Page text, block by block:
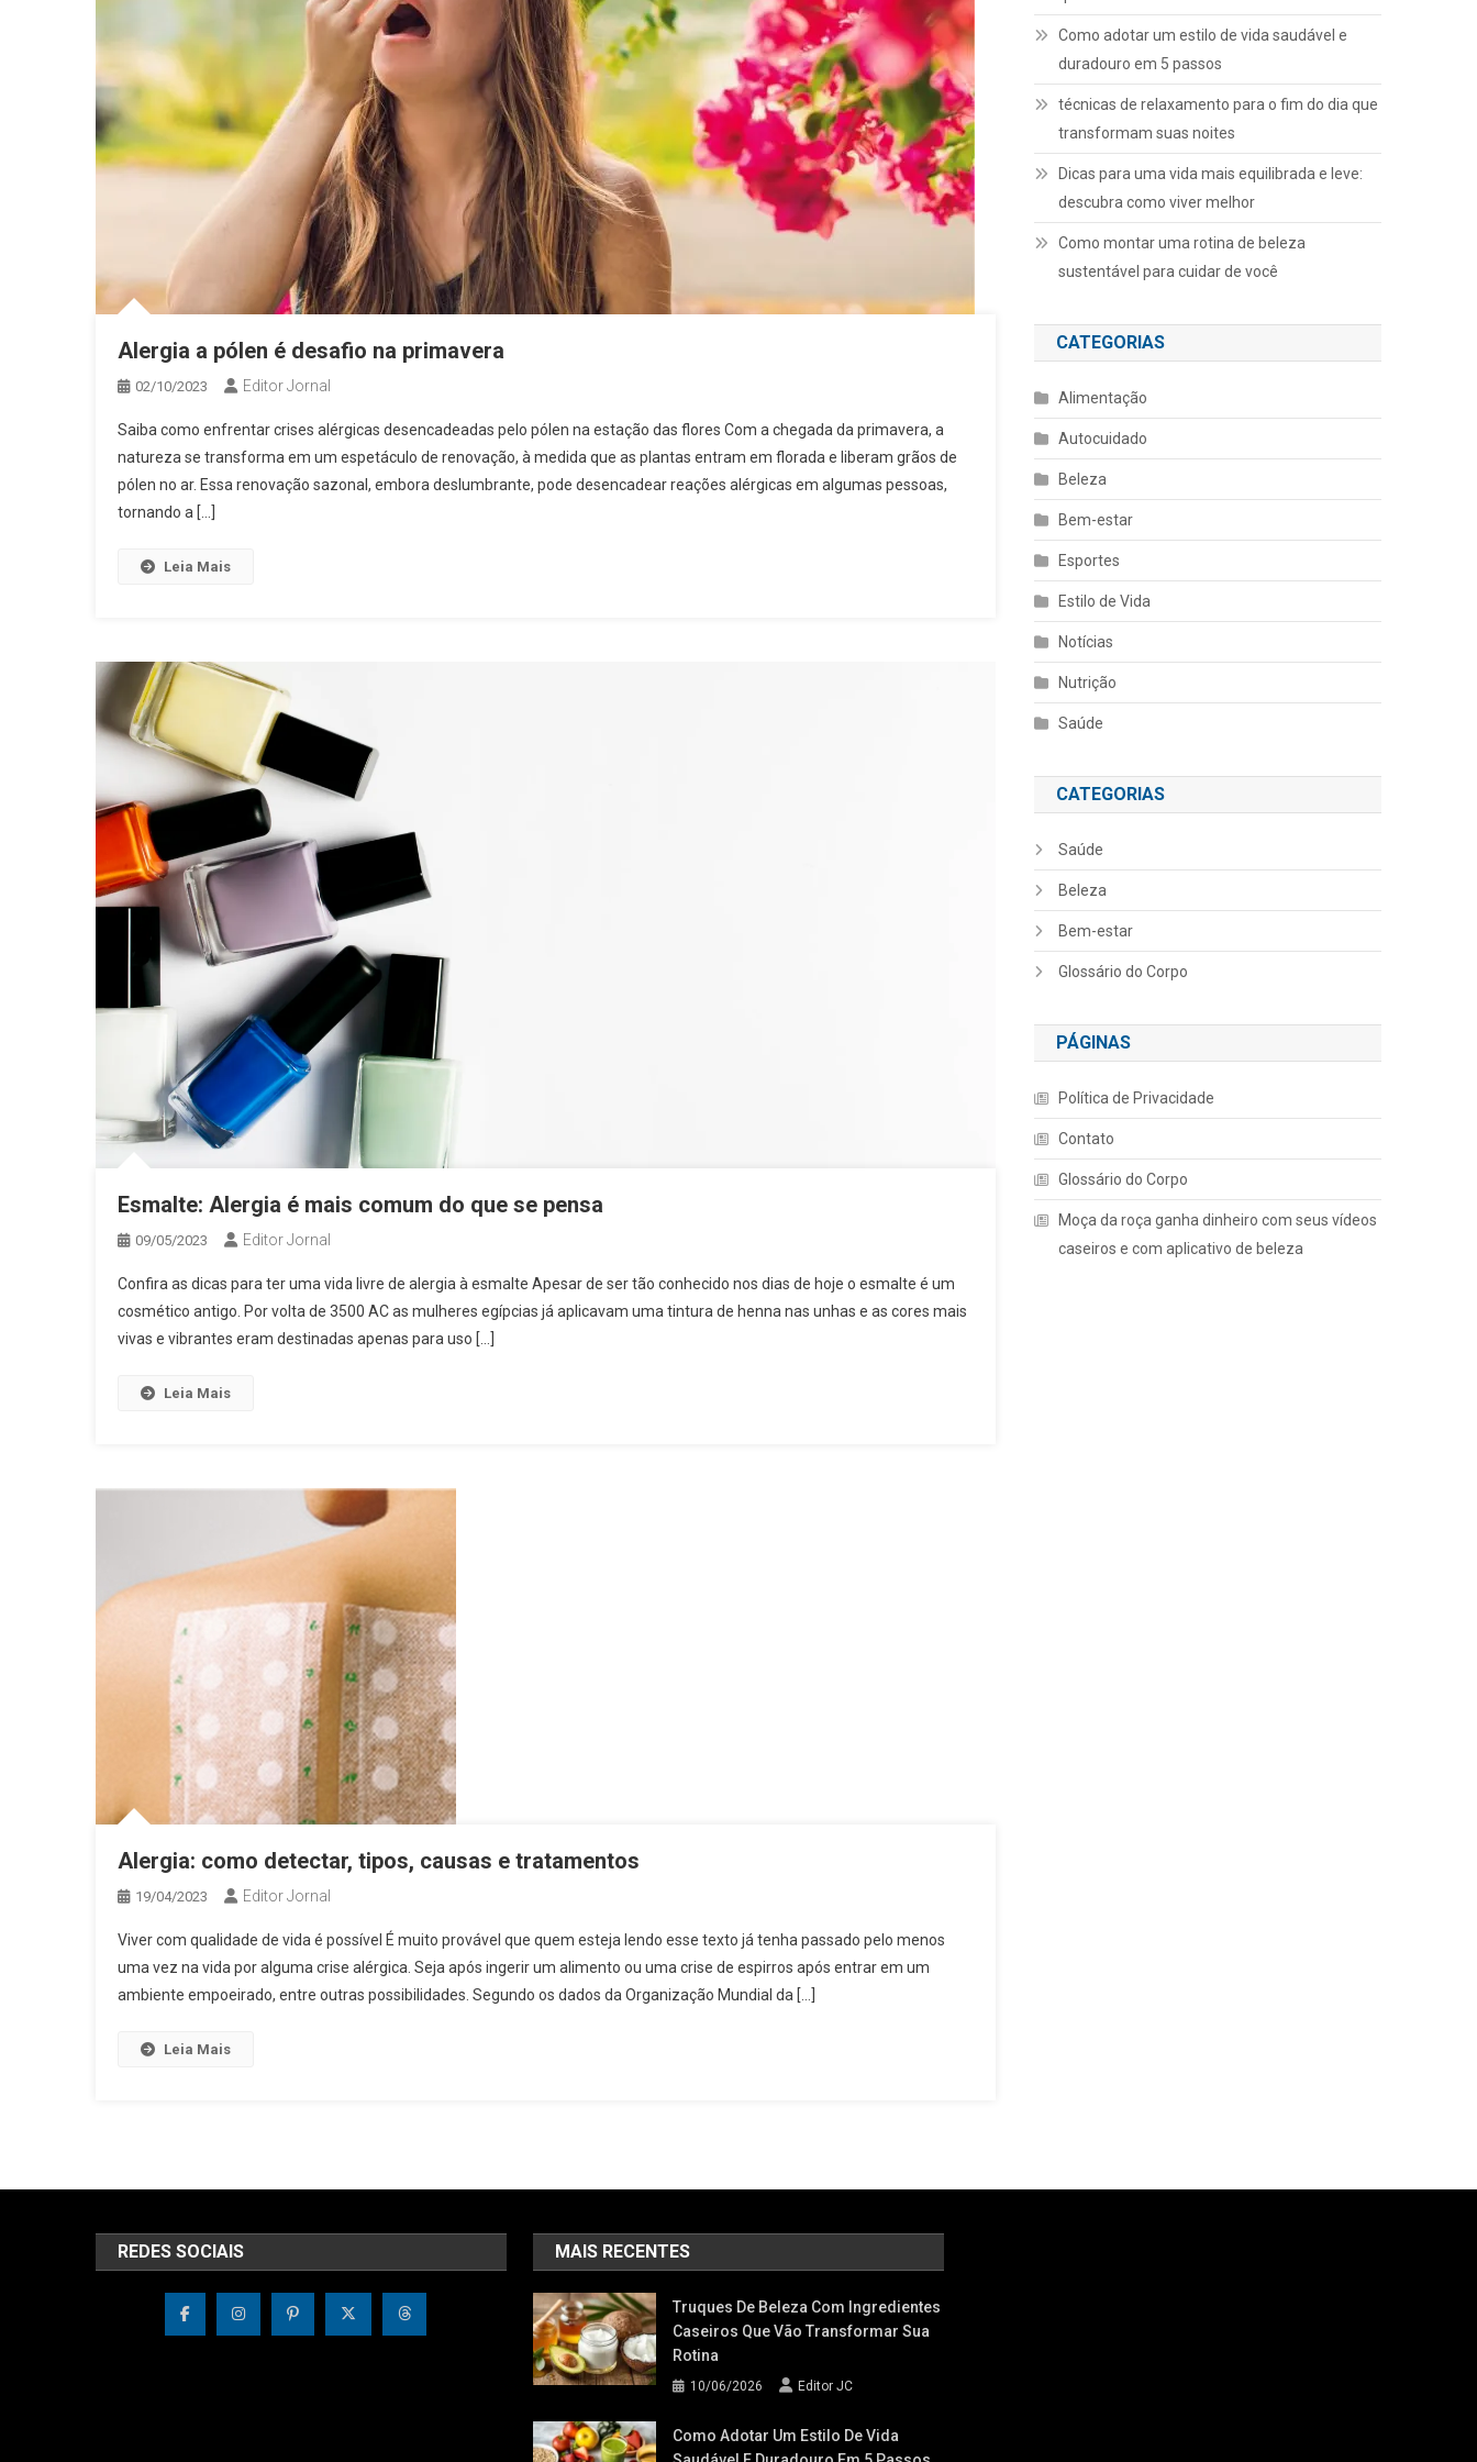
Alergia a pólen é desafio na primavera
02/10/2023 Editor Jornal
Saiba como enfrentar crises alérgicas desencadeadas pelo pólen na estação das flores Com a chegada da primavera, a
natureza se transforma em um espetáculo de renovação, à medida que as plantas entram em florada e liberam grãos de
pólen no ar. Essa renovação sazonal, embora deslumbrante, pode desencadear reações alérgicas em algumas pessoas,
tornando a […]
Leia Mais
Esmalte: Alergia é mais comum do que se pensa
09/05/2023 Editor Jornal
Confira as dicas para ter uma vida livre de alergia à esmalte Apesar de ser tão conhecido nos dias de hoje o esmalte é um
cosmético antigo. Por volta de 3500 AC as mulheres egípcias já aplicavam uma tintura de henna nas unhas e as cores mais
vivas e vibrantes eram destinadas apenas para uso […]
Leia Mais
Alergia: como detectar, tipos, causas e tratamentos
19/04/2023 Editor Jornal
Viver com qualidade de vida é possível É muito provável que quem esteja lendo esse texto já tenha passado pelo menos
uma vez na vida por alguma crise alérgica. Seja após ingerir um alimento ou uma crise de espirros após entrar em um
ambiente empoeirado, entre outras possibilidades. Segundo os dados da Organização Mundial da […]
Leia Mais
Como adotar um estilo de vida saudável e
duradouro em 5 passos
técnicas de relaxamento para o fim do dia que
transformam suas noites
Dicas para uma vida mais equilibrada e leve:
descubra como viver melhor
Como montar uma rotina de beleza
sustentável para cuidar de você
CATEGORIAS
Alimentação
Autocuidado
Beleza
Bem-estar
Esportes
Estilo de Vida
Notícias
Nutrição
Saúde
CATEGORIAS
Saúde
Beleza
Bem-estar
Glossário do Corpo
PÁGINAS
Política de Privacidade
Contato
Glossário do Corpo
Moça da roça ganha dinheiro com seus vídeos
caseiros e com aplicativo de beleza
REDES SOCIAIS MAIS RECENTES
Truques De Beleza Com Ingredientes
Caseiros Que Vão Transformar Sua
Rotina
10/06/2026 Editor JC
Como Adotar Um Estilo De Vida